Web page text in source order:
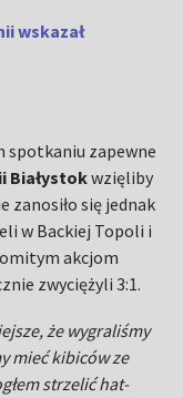
wskazał
spotkaniu zapewne
Białystokwzięliby
zanosiło się jednak
w Backiej Topoli i
akcjom
zwyciężyli 3:1.
że wygraliśmy
mieć kibiców ze
strzelić hat-